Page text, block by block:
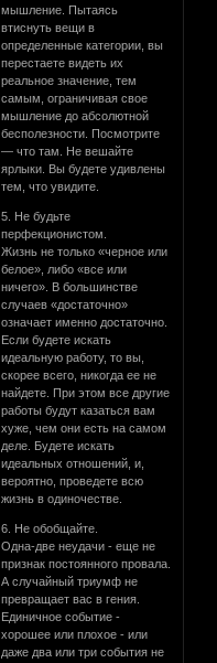
мышление. Пытаясь
втиснуть вещи в
определенные категории, вы
перестаете видеть их
реальное значение, тем
самым, ограничивая свое
мышление до абсолютной
бесполезности. Посмотрите
— что там. Не вешайте
ярлыки. Вы будете удивлены
тем, что увидите.
5. Не будьте
перфекционистом.
Жизнь не только «черное или
белое», либо «все или
ничего». В большинстве
случаев «достаточно»
означает именно достаточно.
Если будете искать
идеальную работу, то вы,
скорее всего, никогда ее не
найдете. При этом все другие
работы будут казаться вам
хуже, чем они есть на самом
деле. Будете искать
идеальных отношений, и,
вероятно, проведете всю
жизнь в одиночестве.
6. Не обобщайте.
Одна-две неудачи - еще не
признак постоянного провала.
А случайный триумф не
превращает вас в гения.
Единичное событие -
хорошее или плохое - или
даже два или три события не